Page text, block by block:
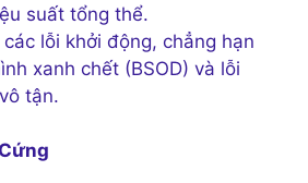
suất tổng thể.
các lỗi khởi động, chẳng hạn
xanh chết (BSOD) và lỗi
tận.